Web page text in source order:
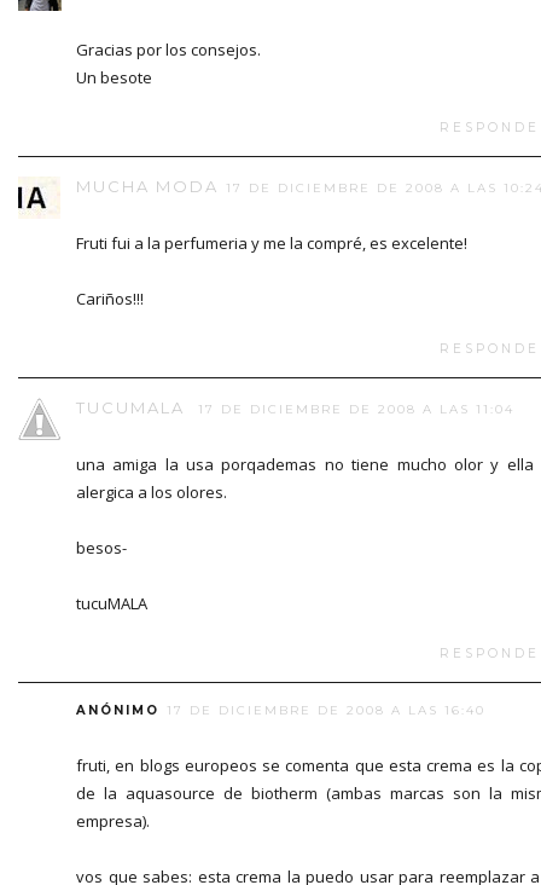
Gracias por los consejos.
Un besote
MUCHA MODA 17 DE DICIEMBRE DE 2008 A LAS
Fruti fui a la perfumeria y me la compré, es excelente!
Cariños!!!
TUCUMALA 17 DE DICIEMBRE DE 2008 A LAS 11:04
una amiga la usa porqademas no tiene mucho olor y ella
alergica a los olores.
besos-
tucuMALA
ANÓNIMO 17 DE DICIEMBRE DE 2008 A LAS 16:40
fruti, en blogs europeos se comenta que esta crema es la
de la aquasource de biotherm (ambas marcas son la
empresa).
vos que sabes: esta crema la puedo usar para reemplazar